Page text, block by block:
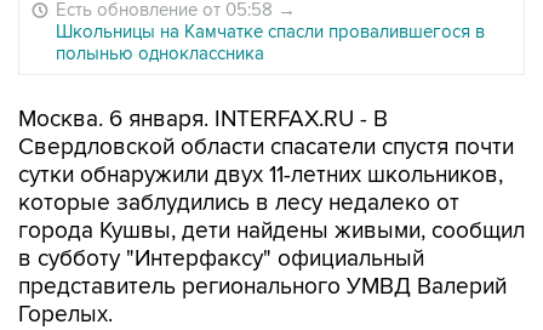
Есть обновление от 05:58 →
Школьницы на Камчатке спасли провалившегося в
полынью одноклассника
Москва. 6 января. INTERFAX.RU - В
Свердловской области спасатели спустя почти
сутки обнаружили двух 11-летних школьников,
которые заблудились в лесу недалеко от
города Кушвы, дети найдены живыми, сообщил
в субботу "Интерфаксу" официальный
представитель регионального УМВД Валерий
Горелых.